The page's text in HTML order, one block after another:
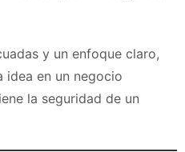
y un enfoque claro,
idea en un negocio
la seguridad de un